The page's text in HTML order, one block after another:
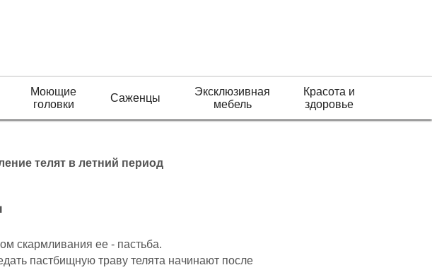
Моющие
головки
Саженцы
Эксклюзивная
мебель
Красота и
здоровье
телят в летний период
скармливания ее - пастьба.
пастбищную траву телята начинают после